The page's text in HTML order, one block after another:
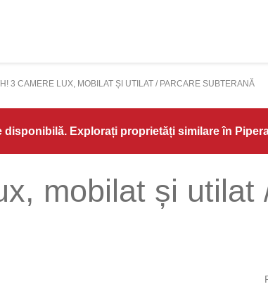
3 CAMERE LUX, MOBILAT ȘI UTILAT / PARCARE SUBTERANĂ
disponibilă. Explorați proprietăți similare în
mobilat și utilat